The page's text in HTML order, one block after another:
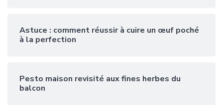
Astuce : comment réussir à cuire un œuf poché
à la perfection
Pesto maison revisité aux fines herbes du
balcon